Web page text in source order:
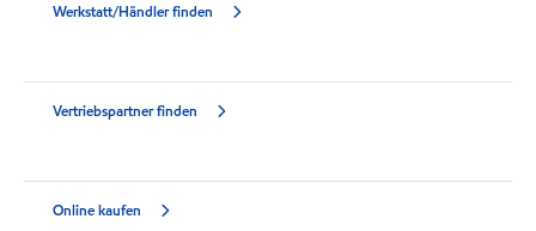
Werkstatt/Händler finden
Vertriebspartner finden
Online kaufen